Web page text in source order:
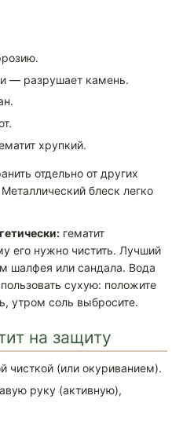
— разрушает камень.
хрупкий.
отдельно от других
блеск легко
гематит
его нужно чистить. Лучший
шалфея или сандала. Вода
сухую: положите
утром соль выбросите.
на защиту
чисткой (или окуриванием).
руку (активную),